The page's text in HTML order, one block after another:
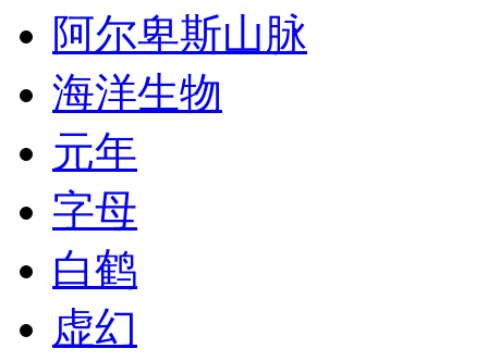
阿尔卑斯山脉
海洋生物
元年
字母
白鹤
虚幻